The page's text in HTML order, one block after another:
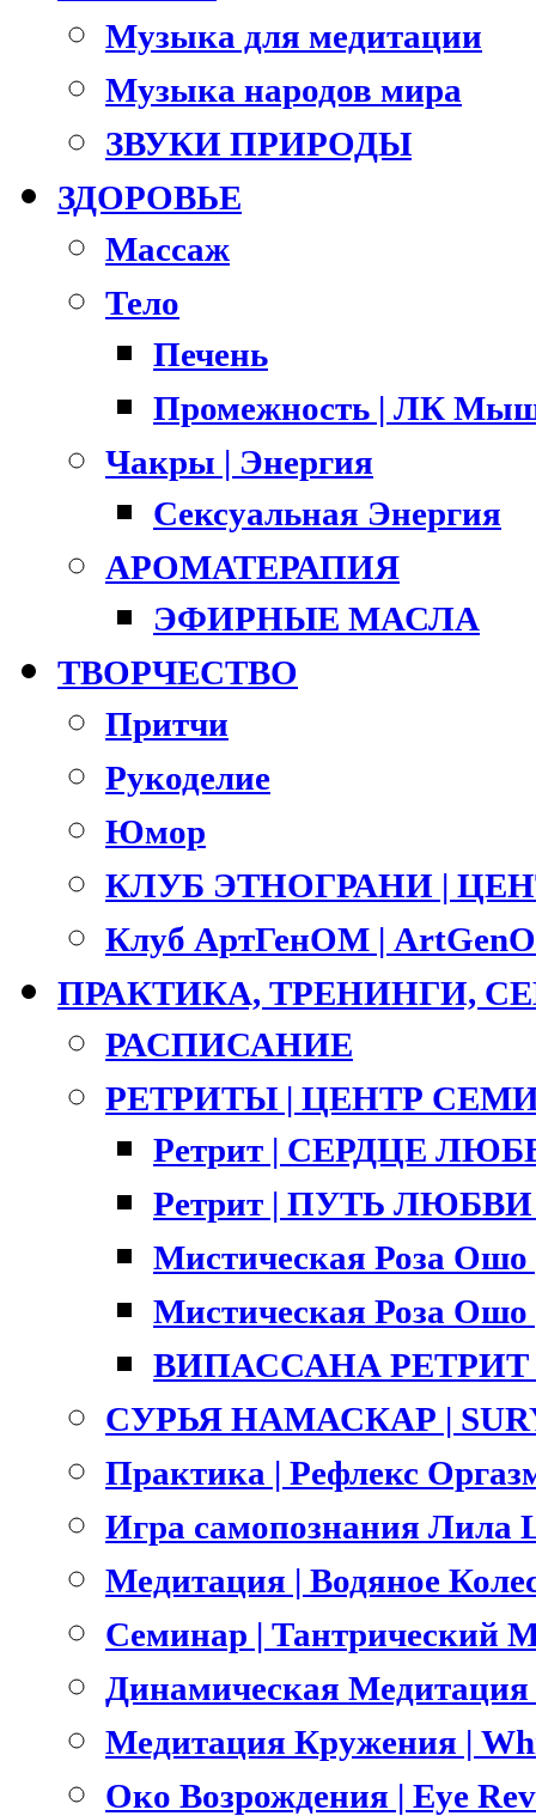
Музыка для медитации
Музыка народов мира
ЗВУКИ ПРИРОДЫ
ЗДОРОВЬЕ
Массаж
Тело
Печень
Промежность | ЛК
Чакры | Энергия
Сексуальная Энергия
АРОМАТЕРАПИЯ
ЭФИРНЫЕ МАСЛА
ТВОРЧЕСТВО
Притчи
Рукоделие
Юмор
КЛУБ ЭТНОГРАНИ |
Клуб АртГенОМ |
ПРАКТИКА, ТРЕНИНГИ,
РАСПИСАНИЕ
РЕТРИТЫ | ЦЕНТР
Ретрит | СЕРДЦЕ
Ретрит | ПУТЬ ЛЮБВИ
Мистическая Роза
Мистическая Роза Ошо
ВИПАССАНА РЕТРИТ |
СУРЬЯ НАМАСКАР |
Практика | Рефлекс
Игра самопознания Лила
Медитация | Водяное
Семинар | Тантрический
Динамическая
Медитация Кружения |
Око Возрождения | Eye